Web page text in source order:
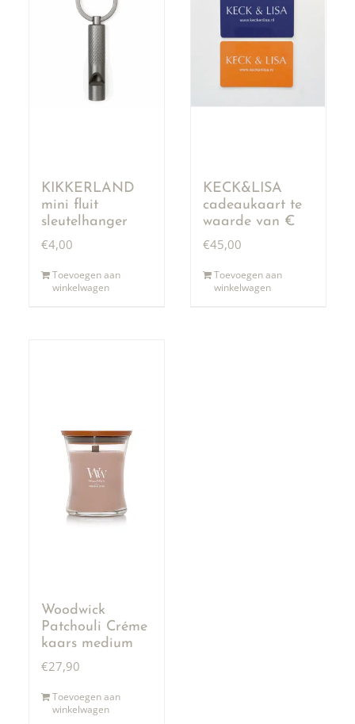
KIKKERLAND
mini fluit
sleutelhanger
€4,00
Toevoegen aan
winkelwagen
KECK&LISA
cadeaukaart te
waarde van €
50,00
€45,00
Toevoegen aan
winkelwagen
Woodwick
Patchouli Créme
kaars medium
€27,90
Toevoegen aan
winkelwagen